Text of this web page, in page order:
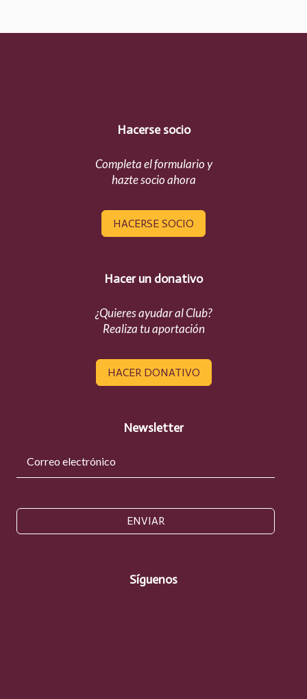
Hacerse socio
Completa el formulario y
hazte socio ahora
HACERSE SOCIO
Hacer un donativo
¿Quieres ayudar al Club?
Realiza tu aportación
HACER DONATIVO
Newsletter
ENVIAR
Síguenos